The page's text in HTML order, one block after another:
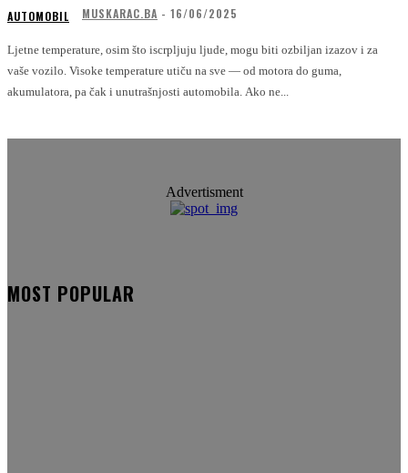
AUTOMOBIL MUSKARAC.BA - 16/06/2025
Ljetne temperature, osim što iscrpljuju ljude, mogu biti ozbiljan izazov i za
vaše vozilo. Visoke temperature utiču na sve — od motora do guma,
akumulatora, pa čak i unutrašnjosti automobila. Ako ne...
Advertisment
MOST POPULAR